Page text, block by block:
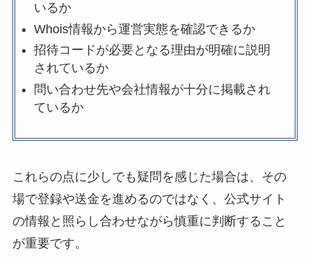
いるか
Whois情報から運営実態を確認できるか
招待コードが必要となる理由が明確に説明
されているか
問い合わせ先や会社情報が十分に掲載され
ているか
これらの点に少しでも疑問を感じた場合は、その
場で登録や送金を進めるのではなく、公式サイト
の情報と照らし合わせながら慎重に判断すること
が重要です。